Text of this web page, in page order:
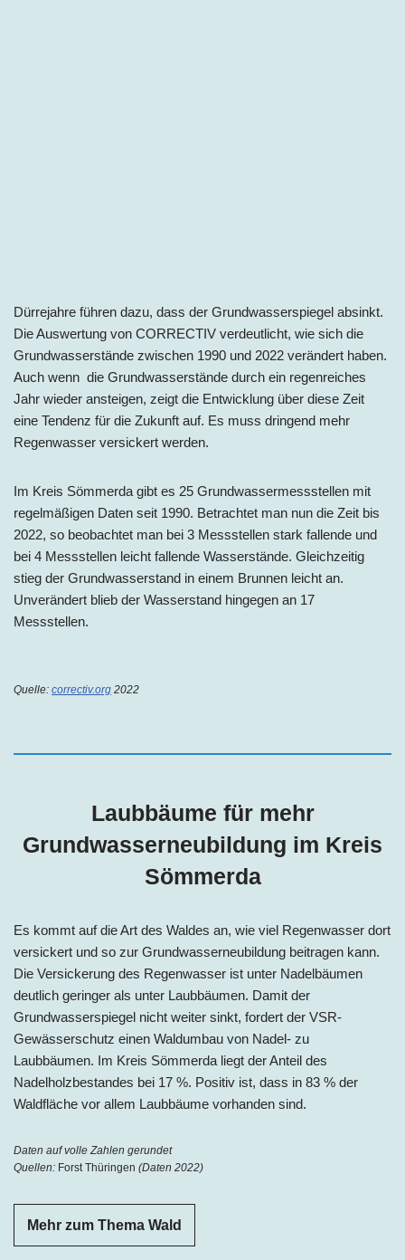
Dürrejahre führen dazu, dass der Grundwasserspiegel absinkt.
Die Auswertung von CORRECTIV verdeutlicht, wie sich die
Grundwasserstände zwischen 1990 und 2022 verändert haben.
Auch wenn die Grundwasserstände durch ein regenreiches
Jahr wieder ansteigen, zeigt die Entwicklung über diese Zeit
eine Tendenz für die Zukunft auf. Es muss dringend mehr
Regenwasser versickert werden.
Im Kreis Sömmerda gibt es 25 Grundwassermessstellen mit
regelmäßigen Daten seit 1990. Betrachtet man nun die Zeit bis
2022, so beobachtet man bei 3 Messstellen stark fallende und
bei 4 Messstellen leicht fallende Wasserstände. Gleichzeitig
stieg der Grundwasserstand in einem Brunnen leicht an.
Unverändert blieb der Wasserstand hingegen an 17
Messstellen.
Quelle: correctiv.org 2022
Laubbäume für mehr
Grundwasserneubildung im Kreis
Sömmerda
Es kommt auf die Art des Waldes an, wie viel Regenwasser dort
versickert und so zur Grundwasserneubildung beitragen kann.
Die Versickerung des Regenwasser ist unter Nadelbäumen
deutlich geringer als unter Laubbäumen. Damit der
Grundwasserspiegel nicht weiter sinkt, fordert der VSR-
Gewässerschutz einen Waldumbau von Nadel- zu
Laubbäumen. Im Kreis Sömmerda liegt der Anteil des
Nadelholzbestandes bei 17 %. Positiv ist, dass in 83 % der
Waldfläche vor allem Laubbäume vorhanden sind.
Daten auf volle Zahlen gerundet
Quellen: Forst Thüringen (Daten 2022)
Mehr zum Thema Wald